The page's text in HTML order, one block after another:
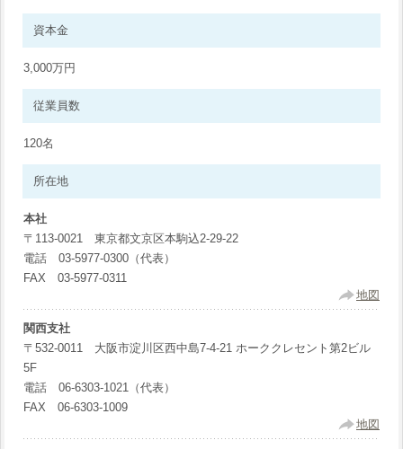
資本金
3,000万円
従業員数
120名
所在地
本社
〒113-0021 東京都文京区本駒込2-29-22
電話 03-5977-0300（代表）
FAX 03-5977-0311
地図
関西支社
〒532-0011 大阪市淀川区西中島7-4-21 ホーククレセント第2ビル
5F
電話 06-6303-1021（代表）
FAX 06-6303-1009
地図